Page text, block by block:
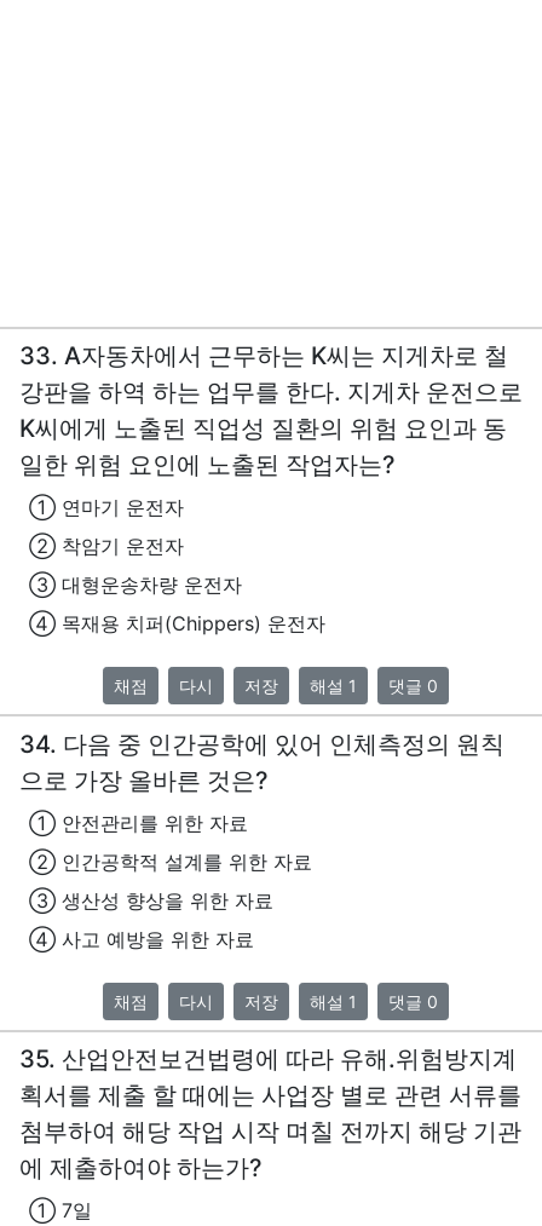
33. A자동차에서 근무하는 K씨는 지게차로 철
강판을 하역 하는 업무를 한다. 지게차 운전으로
K씨에게 노출된 직업성 질환의 위험 요인과 동
일한 위험 요인에 노출된 작업자는?
① 연마기 운전자
② 착암기 운전자
③ 대형운송차량 운전자
④ 목재용 치퍼(Chippers) 운전자
채점 다시 저장 해설 1 댓글 0
34. 다음 중 인간공학에 있어 인체측정의 원칙
으로 가장 올바른 것은?
① 안전관리를 위한 자료
② 인간공학적 설계를 위한 자료
③ 생산성 향상을 위한 자료
④ 사고 예방을 위한 자료
채점 다시 저장 해설 1 댓글 0
35. 산업안전보건법령에 따라 유해.위험방지계
획서를 제출 할 때에는 사업장 별로 관련 서류를
첨부하여 해당 작업 시작 며칠 전까지 해당 기관
에 제출하여야 하는가?
① 7일